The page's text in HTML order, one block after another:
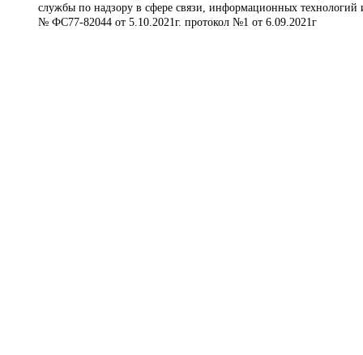
службы по надзору в сфере связи, информационных
№ ФС77-82044 от 5.10.2021г. протокол №1 от 6.09.2021г